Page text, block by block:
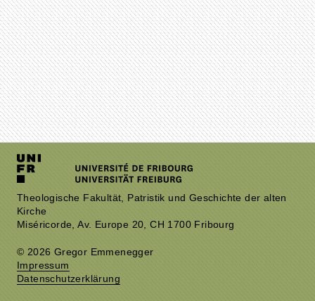
Theologische Fakultät, Patristik und Geschichte der alten
Kirche
Miséricorde, Av. Europe 20, CH 1700 Fribourg
© 2026 Gregor Emmenegger
Impressum
Datenschutzerklärung